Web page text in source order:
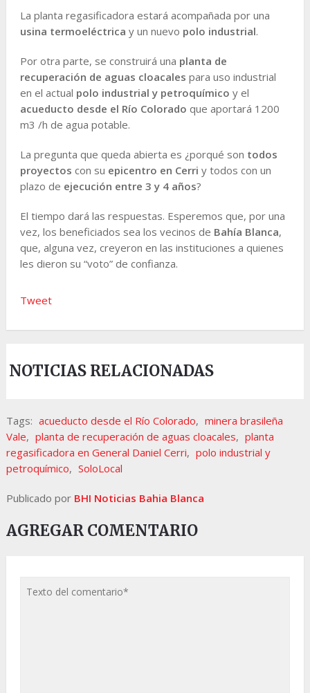
La planta regasificadora estará acompañada por una
usina termoeléctrica y un nuevo polo industrial.
Por otra parte, se construirá una planta de
recuperación de aguas cloacales para uso industrial
en el actual polo industrial y petroquímico y el
acueducto desde el Río Colorado que aportará 1200
m3 /h de agua potable.
La pregunta que queda abierta es ¿porqué son todos
proyectos con su epicentro en Cerri y todos con un
plazo de ejecución entre 3 y 4 años?
El tiempo dará las respuestas. Esperemos que, por una
vez, los beneficiados sea los vecinos de Bahía Blanca,
que, alguna vez, creyeron en las instituciones a quienes
les dieron su “voto” de confianza.
Tweet
NOTICIAS RELACIONADAS
Tags: acueducto desde el Río Colorado, minera brasileña
Vale, planta de recuperación de aguas cloacales, planta
regasificadora en General Daniel Cerri, polo industrial y
petroquímico, SoloLocal
Publicado por BHI Noticias Bahia Blanca
AGREGAR COMENTARIO